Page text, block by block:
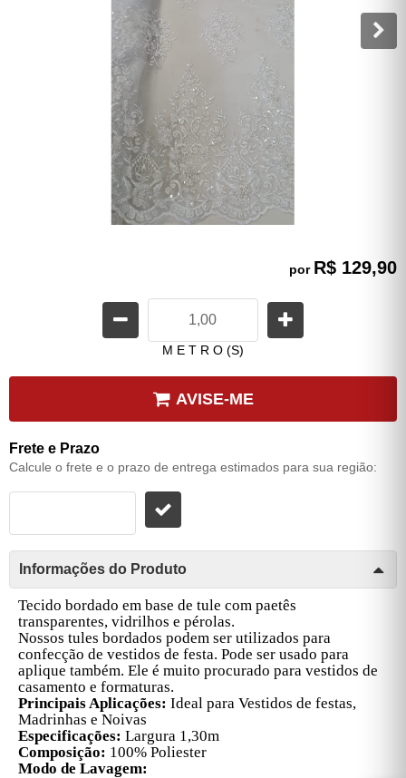
por R$ 129,90
M E T R O (S)
AVISE-ME
Frete e Prazo
Calcule o frete e o prazo de entrega estimados para sua região:
Informações do Produto
Tecido bordado em base de tule com paetês
transparentes, vidrilhos e pérolas.
Nossos tules bordados podem ser utilizados para
confecção de vestidos de festa. Pode ser usado para
aplique também. Ele é muito procurado para vestidos de
casamento e formaturas.
Principais Aplicações: Ideal para Vestidos de festas,
Madrinhas e Noivas
Especificações: Largura 1,30m
Composição: 100% Poliester
Modo de Lavagem: